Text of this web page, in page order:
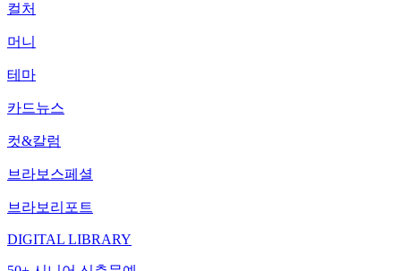
컬처
머니
테마
카드뉴스
컷&칼럼
브라보스페셜
브라보리포트
DIGITAL LIBRARY